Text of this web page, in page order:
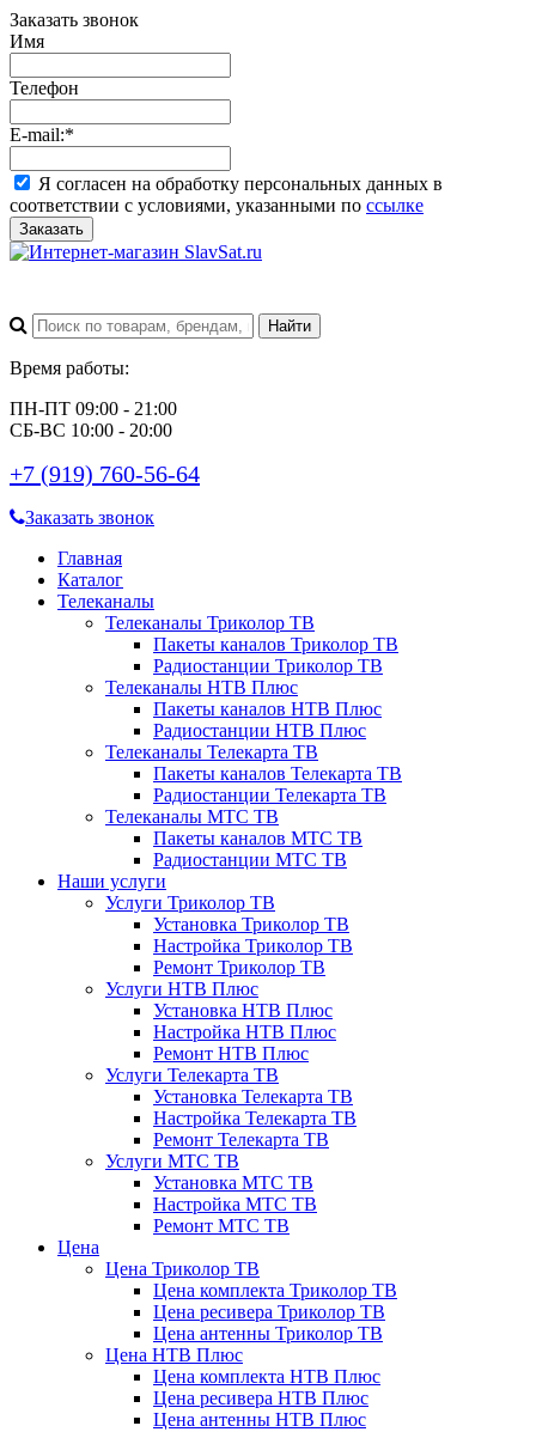
Заказать звонок
Имя
Телефон
E-mail:*
Я согласен на обработку персональных данных в
соответствии с условиями, указанными по ссылке
Заказать
Время работы:
ПН-ПТ 09:00 - 21:00
СБ-ВС 10:00 - 20:00
+7 (919) 760-56-64
Заказать звонок
Главная
Каталог
Телеканалы
Телеканалы Триколор ТВ
Пакеты каналов Триколор ТВ
Радиостанции Триколор ТВ
Телеканалы НТВ Плюс
Пакеты каналов НТВ Плюс
Радиостанции НТВ Плюс
Телеканалы Телекарта ТВ
Пакеты каналов Телекарта ТВ
Радиостанции Телекарта ТВ
Телеканалы МТС ТВ
Пакеты каналов МТС ТВ
Радиостанции МТС ТВ
Наши услуги
Услуги Триколор ТВ
Установка Триколор ТВ
Настройка Триколор ТВ
Ремонт Триколор ТВ
Услуги НТВ Плюс
Установка НТВ Плюс
Настройка НТВ Плюс
Ремонт НТВ Плюс
Услуги Телекарта ТВ
Установка Телекарта ТВ
Настройка Телекарта ТВ
Ремонт Телекарта ТВ
Услуги МТС ТВ
Установка МТС ТВ
Настройка МТС ТВ
Ремонт МТС ТВ
Цена
Цена Триколор ТВ
Цена комплекта Триколор ТВ
Цена ресивера Триколор ТВ
Цена антенны Триколор ТВ
Цена НТВ Плюс
Цена комплекта НТВ Плюс
Цена ресивера НТВ Плюс
Цена антенны НТВ Плюс